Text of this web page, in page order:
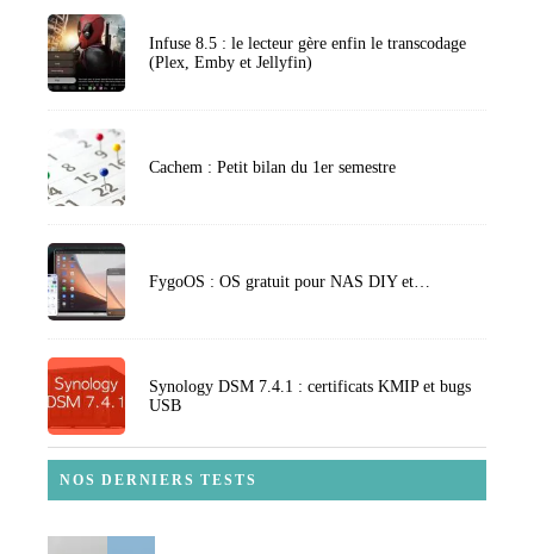
Infuse 8.5 : le lecteur gère enfin le transcodage
(Plex, Emby et Jellyfin)
Cachem : Petit bilan du 1er semestre
FygoOS : OS gratuit pour NAS DIY et…
Synology DSM 7.4.1 : certificats KMIP et bugs
USB
NOS DERNIERS TESTS